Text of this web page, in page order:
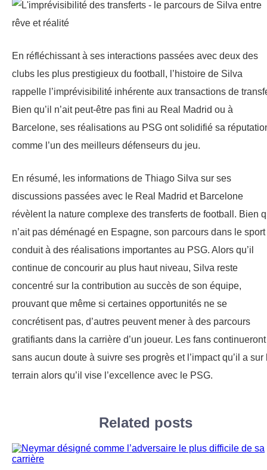
En réfléchissant à ses interactions passées avec deux des
clubs les plus prestigieux du football, l’histoire de Silva
rappelle l’imprévisibilité inhérente aux transactions de
Bien qu’il n’ait peut-être pas fini au Real Madrid ou à
Barcelone, ses réalisations au PSG ont solidifié sa
comme l’un des meilleurs défenseurs du jeu.
En résumé, les informations de Thiago Silva sur ses
discussions passées avec le Real Madrid et Barcelone
révèlent la nature complexe des transferts de football. Bien
n’ait pas déménagé en Espagne, son parcours dans le sport
conduit à des réalisations importantes au PSG. Alors qu’il
continue de concourir au plus haut niveau, Silva reste
concentré sur la contribution au succès de son équipe,
prouvant que même si certaines opportunités ne se
concrétisent pas, d’autres peuvent mener à des parcours
gratifiants dans la carrière d’un joueur. Les fans continueront
sans aucun doute à suivre ses progrès et l’impact qu’il a sur
terrain alors qu’il vise l’excellence avec le PSG.
Related posts